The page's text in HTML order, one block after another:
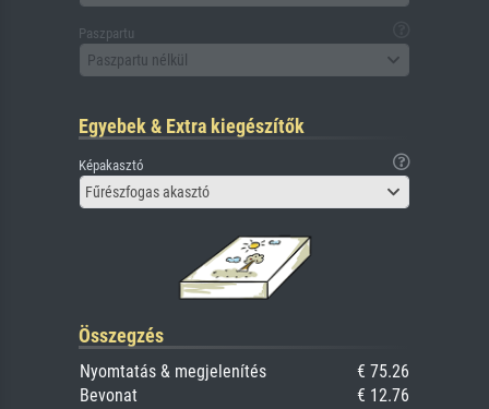
Paszpartu
Paszpartu nélkül
Egyebek & Extra kiegészítők
Képakasztó
Fűrészfogas akasztó
Összegzés
Nyomtatás & megjelenítés
€ 75.26
Bevonat
€ 12.76